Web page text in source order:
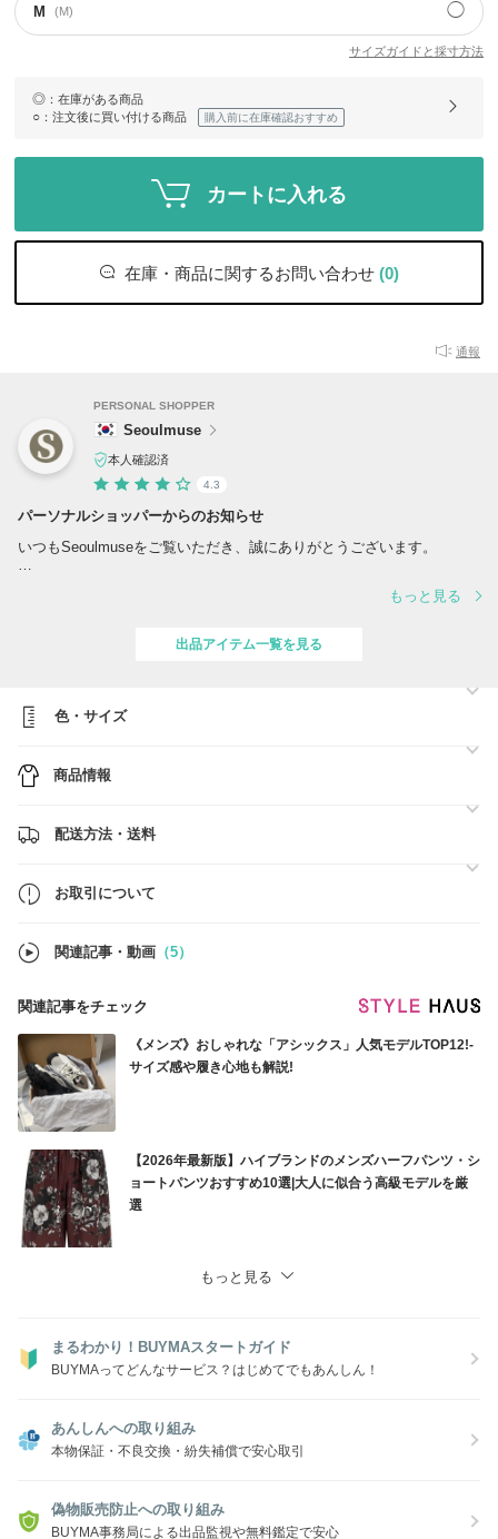
M (M) ◯
サイズガイドと採寸方法
◎ ：在庫がある商品
○ ：注文後に買い付ける商品 購入前に在庫確認おすすめ
カートに入れる
在庫・商品に関するお問い合わせ (0)
通報
PERSONAL SHOPPER
Seoulmuse
本人確認済
4.3
パーソナルショッパーからのお知らせ
いつもSeoulmuseをご覧いただき、誠にありがとうございます。
日本では入手しづらいアイテムや感度の高い商品を中心にご紹介してお
出品商品以外にもお探し可能ですので、
どうぞよろしくお願いいたします。
もっと見る
出品アイテム一覧を見る
色・サイズ
商品情報
配送方法・送料
お取引について
関連記事・動画 （5）
関連記事をチェック
《メンズ》おしゃれな「アシックス」人気モデルTOP12!-
サイズ感や履き心地も解説!
【2026年最新版】ハイブランドのメンズハーフパンツ・シ
ョートパンツおすすめ10選|大人に似合う高級モデルを厳
選
もっと見る
まるわかり！BUYMAスタートガイド
BUYMAってどんなサービス？はじめてでもあんしん！
あんしんへの取り組み
本物保証・不良交換・紛失補償で安心取引
偽物販売防止への取り組み
BUYMA事務局による出品監視や無料鑑定で安心